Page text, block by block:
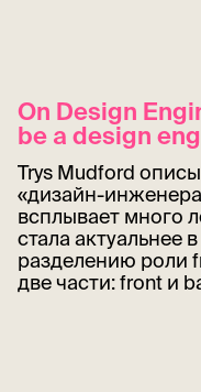
On Design
be a design
Trys Mudford
«дизайн-
всплывает много
стала актуальнее
разделению роли
две части: front и